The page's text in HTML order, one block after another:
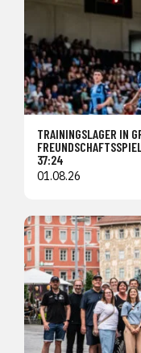
TRAININGSLAGER IN
37:24
01.08.26